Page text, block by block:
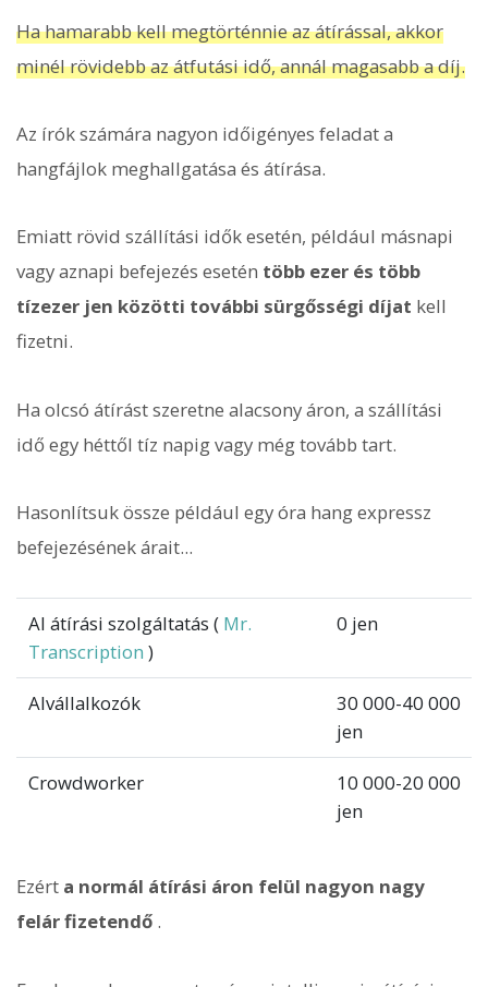
Ha hamarabb kell megtörténnie az átírással, akkor
minél rövidebb az átfutási idő, annál magasabb a díj.
Az írók számára nagyon időigényes feladat a
hangfájlok meghallgatása és átírása.
Emiatt rövid szállítási idők esetén, például másnapi
vagy aznapi befejezés esetén több ezer és több
tízezer jen közötti további sürgősségi díjat kell
fizetni.
Ha olcsó átírást szeretne alacsony áron, a szállítási
idő egy héttől tíz napig vagy még tovább tart.
Hasonlítsuk össze például egy óra hang expressz
befejezésének árait...
AI átírási szolgáltatás ( Mr.
Transcription )
0 jen
Alvállalkozók
30 000-40 000
jen
Crowdworker
10 000-20 000
jen
Ezért a normál átírási áron felül nagyon nagy
felár fizetendő .